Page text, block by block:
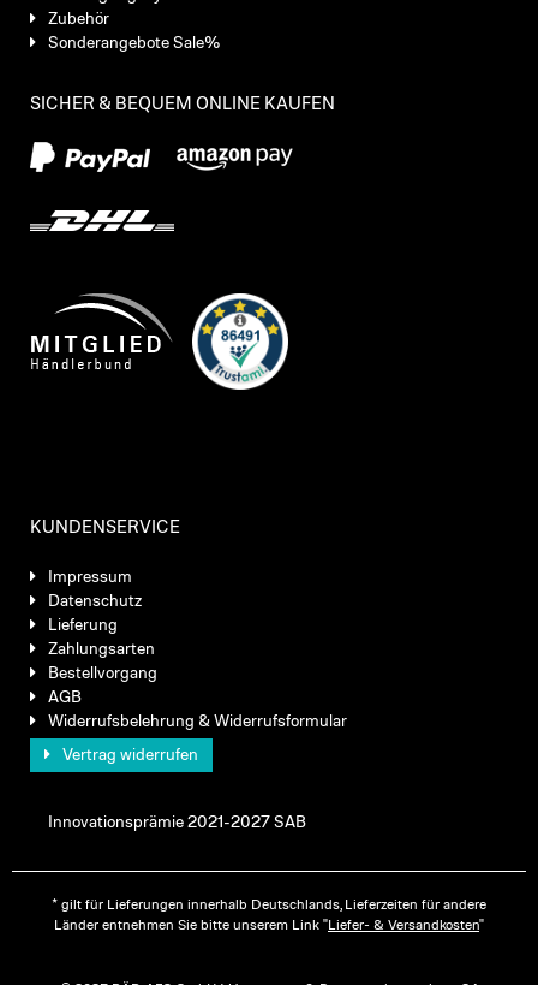
Zubehör
Sonderangebote Sale%
SICHER & BEQUEM ONLINE KAUFEN
KUNDENSERVICE
Impressum
Datenschutz
Lieferung
Zahlungsarten
Bestellvorgang
AGB
Widerrufsbelehrung & Widerrufsformular
Vertrag widerrufen
Innovationsprämie 2021-2027 SAB
* gilt für Lieferungen innerhalb Deutschlands, Lieferzeiten für andere
Länder entnehmen Sie bitte unserem Link "Liefer- & Versandkosten"